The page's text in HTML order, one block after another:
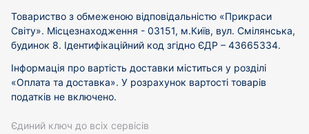
Товариство з обмеженою відповідальністю «Прикраси
Світу». Місцезнаходження - 03151, м.Київ, вул. Смілянська,
будинок 8. Ідентифікаційний код згідно ЄДР – 43665334.
Інформація про вартість доставки міститься у розділі
«Оплата та доставка». У розрахунок вартості товарів
податків не включено.
Єдиний ключ до всіх сервісів